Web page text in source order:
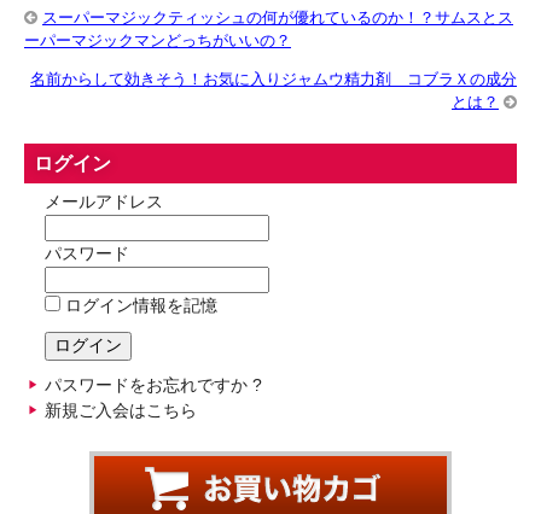
スーパーマジックティッシュの何が優れているのか！？サムスとス
ーパーマジックマンどっちがいいの？
名前からして効きそう！お気に入りジャムウ精力剤 コブラＸの成分
とは？
ログイン
メールアドレス
パスワード
ログイン情報を記憶
パスワードをお忘れですか ?
新規ご入会はこちら